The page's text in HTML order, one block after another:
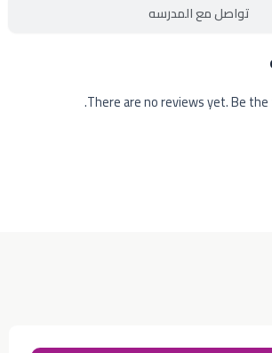
تواصل مع المدرسه
There are no reviews yet. Be